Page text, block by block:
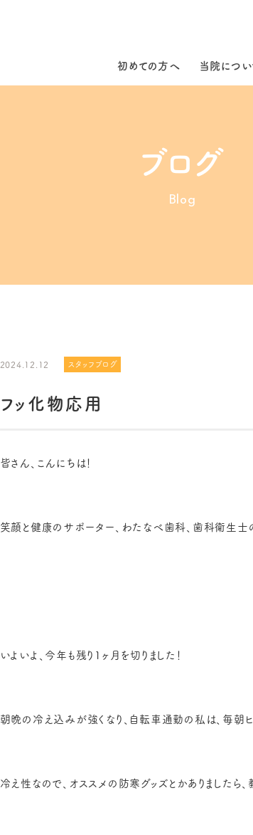
初めての方へ 当院につい
ブログ
Blog
2024.12.12 スタッフブログ
フッ化物応用
皆さん、こんにちは！
笑顔と健康のサポーター、わたなべ歯科、歯科衛生
いよいよ、今年も残り1ヶ月を切りました！
朝晩の冷え込みが強くなり、自転車通勤の私は、毎朝ヒ
冷え性なので、オススメの防寒グッズとかありましたら、